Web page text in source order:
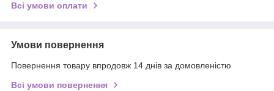
Всі умови оплати
Умови повернення
Повернення товару впродовж 14 днів за домовленістю
Всі умови повернення